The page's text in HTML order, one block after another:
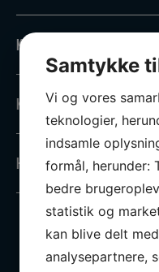
Kan eksisterende
Kan I lægge symboler?
Hvilket materiale bruges?
Samtykke
Vi og vores
teknologier,
indsamle
formål, herunder:
bedre
statistik og
kan blive delt
analysepartnere,